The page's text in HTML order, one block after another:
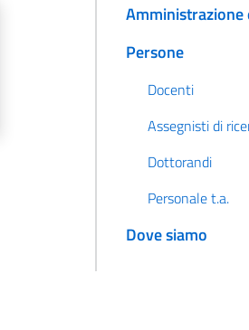
Amministrazione
Persone
Docenti
Assegnisti di
Dottorandi
Personale t.a.
Dove siamo